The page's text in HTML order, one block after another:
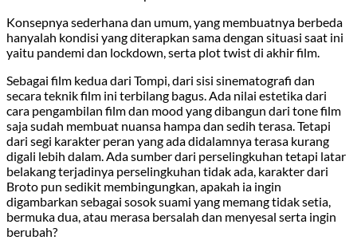
Konsepnya sederhana dan umum, yang membuatnya berbeda
hanyalah kondisi yang diterapkan sama dengan situasi saat ini
yaitu pandemi dan lockdown, serta plot twist di akhir film.
Sebagai film kedua dari Tompi, dari sisi sinematografi dan
secara teknik film ini terbilang bagus. Ada nilai estetika dari
cara pengambilan film dan mood yang dibangun dari tone film
saja sudah membuat nuansa hampa dan sedih terasa. Tetapi
dari segi karakter peran yang ada didalamnya terasa kurang
digali lebih dalam. Ada sumber dari perselingkuhan tetapi latar
belakang terjadinya perselingkuhan tidak ada, karakter dari
Broto pun sedikit membingungkan, apakah ia ingin
digambarkan sebagai sosok suami yang memang tidak setia,
bermuka dua, atau merasa bersalah dan menyesal serta ingin
berubah?